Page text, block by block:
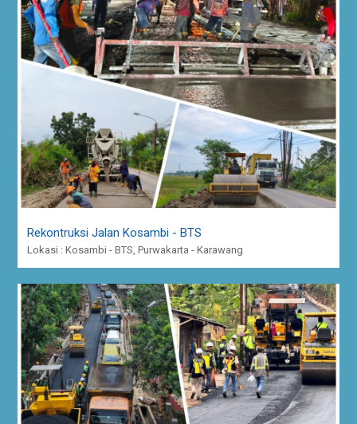
Rekontruksi Jalan Kosambi - BTS
Lokasi : Kosambi - BTS, Purwakarta - Karawang